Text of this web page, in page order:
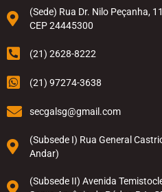
(Sede) Rua Dr. Nilo Peçanha,
CEP 24445300
(21) 2628-8222
(21) 97274-3638
secgalsg@gmail.com
(Subsede I) Rua General
Andar)
(Subsede II) Avenida